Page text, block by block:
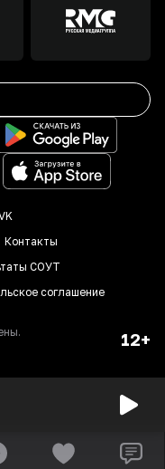
Контакты
СОУТ
соглашение
12+